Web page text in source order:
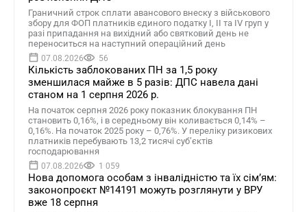
Граничний строк сплати авансового внеску з військового
збору для ФОП платників єдиного податку І, ІІ та ІV груп у
разі припадання на вихідний або святковий день не
переноситься на наступний операційний день
07.08.2026 56
Кількість заблокованих ПН за 1,5 року
зменшилася майже в 5 разів: ДПС навела дані
станом на 1 серпня 2026 р.
На початок серпня 2026 року показник блокування ПН
становить 0,16%, і в середньому він коливається 0,14% –
0,16%. На початок 2025 року – 0,76%. У переліку ризикових
платників перебувають 13,2 тисячі суб’єктів
господарювання
07.08.2026 1 059
Нова допомога особам з інвалідністю та їх сімʼям:
законопроєкт №14191 можуть розглянути у ВРУ
вже 18 серпня